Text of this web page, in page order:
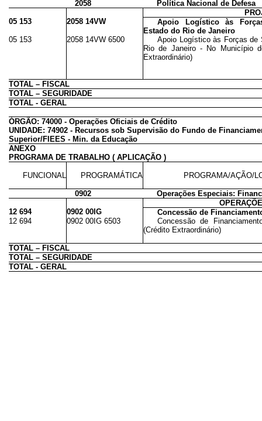
2058
Política Nacional de Defesa
05 153
2058 14VW
Apoio Logístico às
Estado do Rio de Janeiro
05 153
2058 14VW 6500
Apoio Logístico às Forças de
Rio de Janeiro - No Município
Extraordinário)
TOTAL – FISCAL
TOTAL – SEGURIDADE
TOTAL - GERAL
ÓRGÃO: 74000 - Operações Oficiais de Crédito
UNIDADE: 74902 - Recursos sob Supervisão do Fundo de
Superior/FIEES - Min. da Educação
ANEXO
PROGRAMA DE TRABALHO ( APLICAÇÃO )
FUNCIONAL PROGRAMÁTICA PROGRAMA/AÇÃO/
0902
Operações Especiais:
12 694
0902 00IG
Concessão de
12 694
0902 00IG 6503
Concessão de
(Crédito Extraordinário)
TOTAL – FISCAL
TOTAL – SEGURIDADE
TOTAL - GERAL